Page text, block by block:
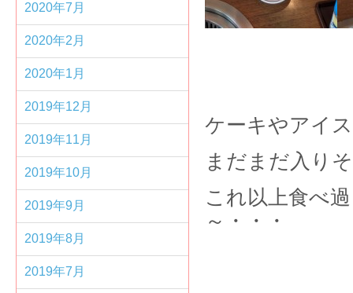
ケーキやアイ
まだまだ入り
これ以上食べ
～・・・
2020年7月
2020年2月
2020年1月
2019年12月
2019年11月
2019年10月
2019年9月
2019年8月
2019年7月